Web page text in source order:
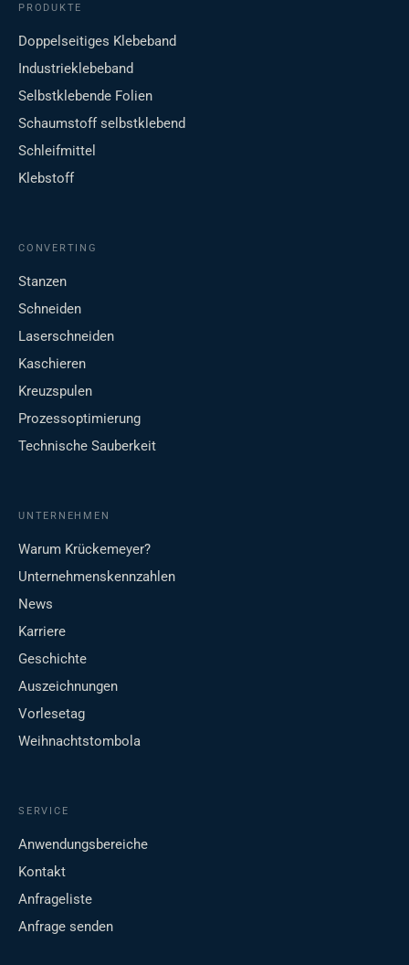
PRODUKTE
Doppelseitiges Klebeband
Industrieklebeband
Selbstklebende Folien
Schaumstoff selbstklebend
Schleifmittel
Klebstoff
CONVERTING
Stanzen
Schneiden
Laserschneiden
Kaschieren
Kreuzspulen
Prozessoptimierung
Technische Sauberkeit
UNTERNEHMEN
Warum Krückemeyer?
Unternehmenskennzahlen
News
Karriere
Geschichte
Auszeichnungen
Vorlesetag
Weihnachtstombola
SERVICE
Anwendungsbereiche
Kontakt
Anfrageliste
Anfrage senden